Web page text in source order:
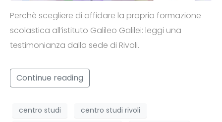
Perchè scegliere di affidare la propria formazione
scolastica all’istituto Galileo Galilei: leggi una
testimonianza dalla sede di Rivoli.
Continue reading
centro studi
centro studi rivoli